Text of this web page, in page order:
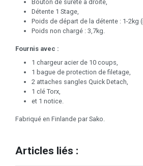
Bouton de sureté à droite,
Détente 1 Stage,
Poids de départ de la détente : 1-2kg
Poids non chargé : 3,7kg.
Fournis avec :
1 chargeur acier de 10 coups,
1 bague de protection de filetage,
2 attaches sangles Quick Detach,
1 clé Torx,
et 1 notice.
Fabriqué en Finlande par Sako.
Articles liés :